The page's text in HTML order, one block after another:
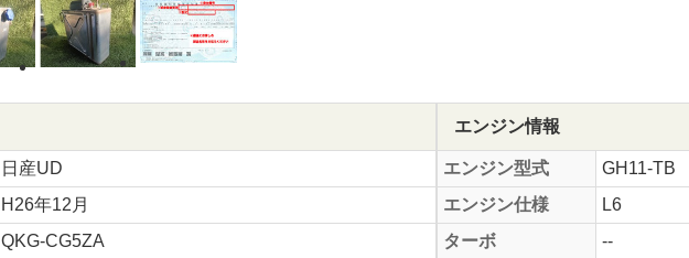
日産UD
H26年12月
QKG-CG5ZA
エンジン情報
エンジン型式
GH11-TB
エンジン仕様
L6
ターボ
--